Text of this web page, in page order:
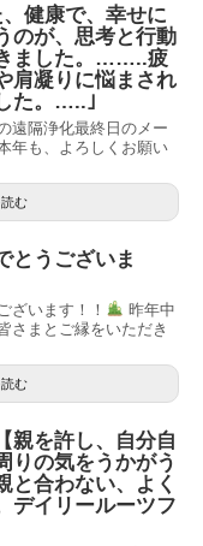
健康で、幸せに
のが、思考と行動
ました。……..疲
肩凝りに悩まされ
た。…..｣
隔浄化最終日のメー
年も、よろしくお願い
む
とうございま
ざいます！！
昨年中
さまとご縁をいただき
む
親を許し、自分自
りの気をうかがう
と合わない、よく
デイリールーツフ